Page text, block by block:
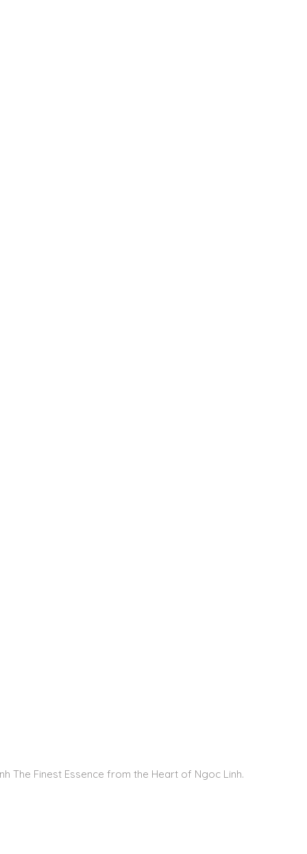
The Finest Essence from the Heart of Ngoc Linh.